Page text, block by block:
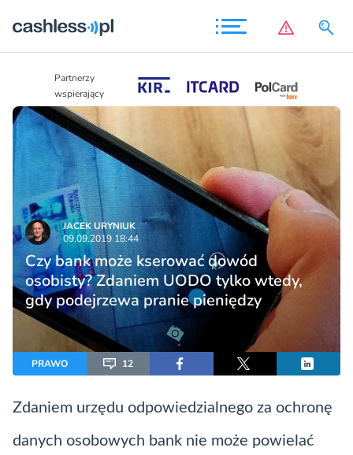
Partnerzy
wspierający
JACEK URYNIUK
09.09.2019 18:44
Czy bank może kserować dowód
osobisty? Zdaniem UODO tylko wtedy,
gdy podejrzewa pranie pieniędzy
PRAWO 12
Zdaniem urzędu odpowiedzialnego za ochronę
danych osobowych bank nie może powielać